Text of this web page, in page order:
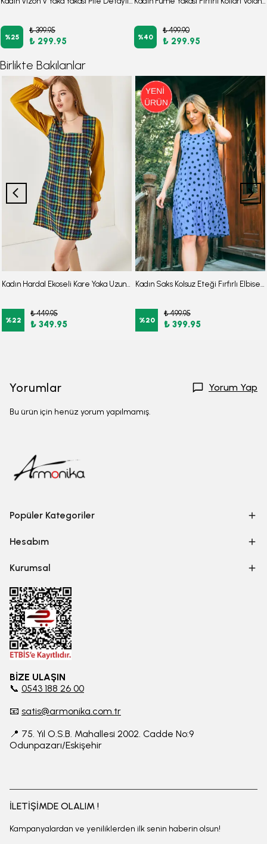
%25
₺ 399.95
₺ 299.95 %40
₺ 499.90
₺ 299.95
Birlikte Bakılanlar
%22
₺ 449.95
₺ 349.95 %20
₺ 499.95
₺ 399.95
Yorumlar Yorum Yap
Bu ürün için henüz yorum yapılmamış.
Popüler Kategoriler
Hesabım
Kurumsal
BİZE ULAŞIN
📞 0543 188 26 00
📧 satis@armonika.com.tr
📍 75. Yıl O.S.B. Mahallesi 2002. Cadde No:9
Odunpazarı/Eskişehir
İLETİŞİMDE OLALIM !
Kampanyalardan ve yeniliklerden ilk senin haberin olsun!